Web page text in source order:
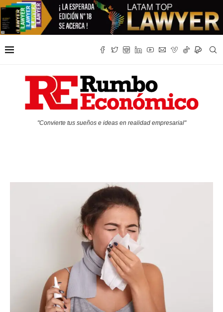
"Convierte tus sueños e ideas en realidad empresarial"